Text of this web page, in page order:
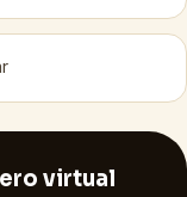
virtual